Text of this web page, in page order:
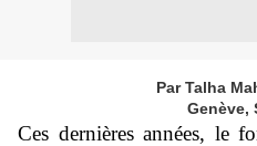
Par Talha
Genève,
Ces dernières années, le